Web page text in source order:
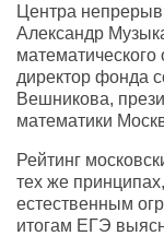
Центра
Александр
директор фонда
Вешникова,
математики
Рейтинг
тех же
естественным
итогам ЕГЭ